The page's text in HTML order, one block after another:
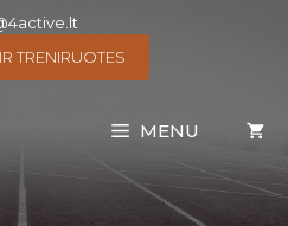
TRENIRUOTES
MENU